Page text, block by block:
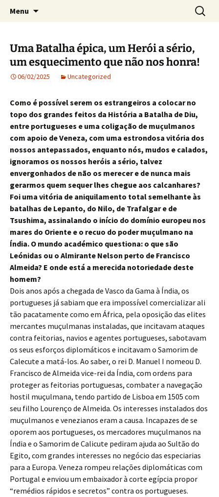
AO ACASO
Crónicas de José Carlos de Bessa Machado
Menu
Search
for:
Uma Batalha épica, um Herói a sério,
um esquecimento que não nos honra!
06/02/2025 Uncategorized
Como é possível serem os estrangeiros a colocar no
topo dos grandes feitos da História a Batalha de Diu,
entre portugueses e uma coligação de muçulmanos
com apoio de Veneza, com uma estrondosa vitória dos
nossos antepassados, enquanto nós, mudos e calados,
ignoramos os nossos heróis a sério, talvez
envergonhados de não os merecer e de nunca mais
gerarmos quem sequer lhes chegue aos calcanhares?
Foi uma vitória de aniquilamento total semelhante às
batalhas de Lepanto, do Nilo, de Trafalgar e de
Tsushima, assinalando o início do domínio europeu nos
mares do Oriente e o recuo do poder muçulmano na
Índia. O mundo académico questiona: o que são
Leónidas ou o Almirante Nelson perto de Francisco
Almeida? E onde está a merecida notoriedade deste
homem?
Dois anos após a chegada de Vasco da Gama à Índia, os
portugueses já sabiam que era impossível comercializar ali
tão pacatamente como em África, pela oposição das elites
mercantes muçulmanas instaladas, que incitavam ataques
contra feitorias, navios e agentes portugueses, sabotavam
os seus esforços diplomáticos e incitavam o Samorim de
Calecute a matá-los. Ao saber, o rei D. Manuel I nomeou D.
Francisco de Almeida vice-rei da Índia, com ordens para
proteger as feitorias portuguesas, combater a navegação
hostil muçulmana, tendo partido de Lisboa em 1505 com
seu filho Lourenço de Almeida. Os interesses instalados dos
muçulmanos e venezianos eram a causa. Incapazes de se
oporem aos portugueses, os mercadores muçulmanos na
Índia e o Samorim de Calicute pediram ajuda ao Sultão do
Egito, com grandes interesses no negócio das especiarias
para a Europa. Veneza rompeu relações diplomáticas com
Portugal e enviou um embaixador à corte egípcia propor
“remédios rápidos e secretos” contra os portugueses.